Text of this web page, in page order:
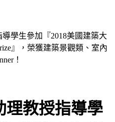
學生參加『2018美國建築大
』，榮獲建築景觀類、室內
！
理教授指導學